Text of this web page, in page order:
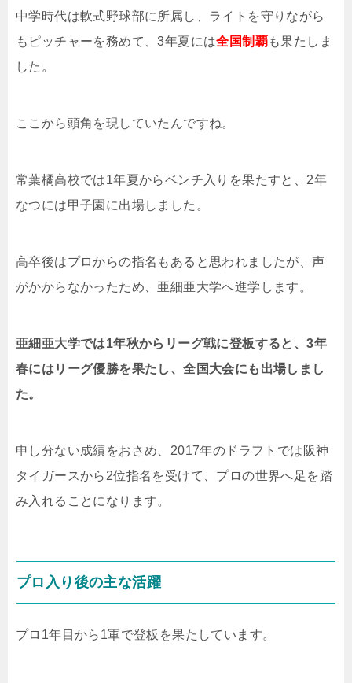
中学時代は軟式野球部に所属し、ライトを守りながら
もピッチャーを務めて、3年夏には全国制覇も果たしま
した。
ここから頭角を現していたんですね。
常葉橘高校では1年夏からベンチ入りを果たすと、2年
なつには甲子園に出場しました。
高卒後はプロからの指名もあると思われましたが、声
がかからなかったため、亜細亜大学へ進学します。
亜細亜大学では1年秋からリーグ戦に登板すると、3年
春にはリーグ優勝を果たし、全国大会にも出場しまし
た。
申し分ない成績をおさめ、2017年のドラフトでは阪神
タイガースから2位指名を受けて、プロの世界へ足を踏
み入れることになります。
プロ入り後の主な活躍
プロ1年目から1軍で登板を果たしています。